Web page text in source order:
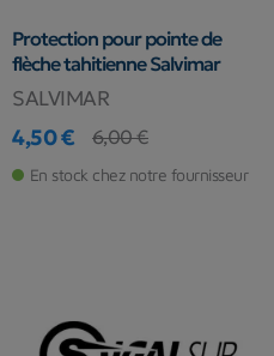
Protection pour pointe de
flèche tahitienne Salvimar
SALVIMAR
Prix
4,50 €
Prix de base
6,00 €
En stock chez notre fournisseur